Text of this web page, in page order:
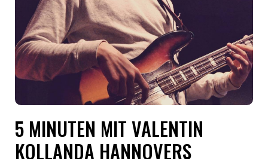
5 MINUTEN MIT VALENTIN
KOLLANDA HANNOVERS